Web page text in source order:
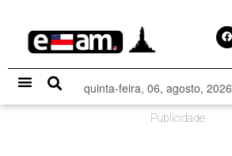
quinta-feira, 06, agosto, 2026
Publicidade